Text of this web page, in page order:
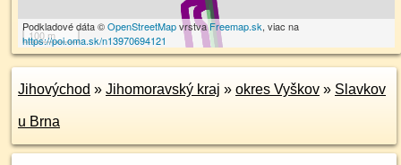
100 m
Podkladové dáta ©OpenStreetMapvrstvaFreemap.sk, viac na
https://poi.oma.sk/n13970694121
Jihovýchod » Jihomoravský kraj » okres Vyškov » Slavkov
u Brna